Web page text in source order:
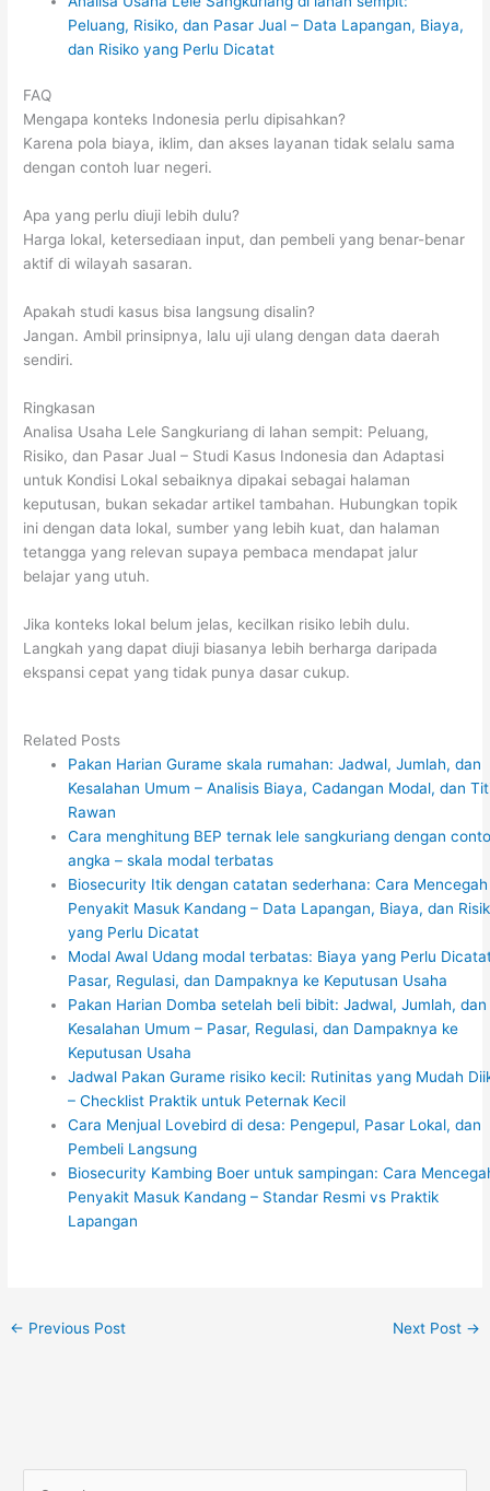
Peluang, Risiko, dan Pasar Jual – Data Lapangan, Biaya,
dan Risiko yang Perlu Dicatat
FAQ
Mengapa konteks Indonesia perlu dipisahkan?
Karena pola biaya, iklim, dan akses layanan tidak selalu sama
dengan contoh luar negeri.
Apa yang perlu diuji lebih dulu?
Harga lokal, ketersediaan input, dan pembeli yang benar-benar
aktif di wilayah sasaran.
Apakah studi kasus bisa langsung disalin?
Jangan. Ambil prinsipnya, lalu uji ulang dengan data daerah
sendiri.
Ringkasan
Analisa Usaha Lele Sangkuriang di lahan sempit: Peluang,
Risiko, dan Pasar Jual – Studi Kasus Indonesia dan Adaptasi
untuk Kondisi Lokal sebaiknya dipakai sebagai halaman
keputusan, bukan sekadar artikel tambahan. Hubungkan topik
ini dengan data lokal, sumber yang lebih kuat, dan halaman
tetangga yang relevan supaya pembaca mendapat jalur
belajar yang utuh.
Jika konteks lokal belum jelas, kecilkan risiko lebih dulu.
Langkah yang dapat diuji biasanya lebih berharga daripada
ekspansi cepat yang tidak punya dasar cukup.
Related Posts
Pakan Harian Gurame skala rumahan: Jadwal, Jumlah, dan
Kesalahan Umum – Analisis Biaya, Cadangan Modal, dan
Rawan
Cara menghitung BEP ternak lele sangkuriang dengan
angka – skala modal terbatas
Biosecurity Itik dengan catatan sederhana: Cara Mencegah
Penyakit Masuk Kandang – Data Lapangan, Biaya, dan
yang Perlu Dicatat
Modal Awal Udang modal terbatas: Biaya yang Perlu
Pasar, Regulasi, dan Dampaknya ke Keputusan Usaha
Pakan Harian Domba setelah beli bibit: Jadwal, Jumlah, dan
Kesalahan Umum – Pasar, Regulasi, dan Dampaknya ke
Keputusan Usaha
Jadwal Pakan Gurame risiko kecil: Rutinitas yang Mudah
– Checklist Praktik untuk Peternak Kecil
Cara Menjual Lovebird di desa: Pengepul, Pasar Lokal, dan
Pembeli Langsung
Biosecurity Kambing Boer untuk sampingan: Cara
Penyakit Masuk Kandang – Standar Resmi vs Praktik
Lapangan
← Previous Post Next Post →